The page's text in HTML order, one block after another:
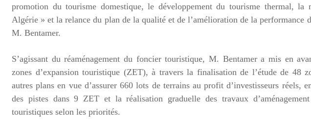
promotion du tourisme domestique, le développement du tourisme thermal,
Algérie » et la relance du plan de la qualité et de l’amélioration de la
M. Bentamer.
S’agissant du réaménagement du foncier touristique, M. Bentamer a mis en
zones d’expansion touristique (ZET), à travers la finalisation de l’étude de 48
autres plans en vue d’assurer 660 lots de terrains au profit d’investisseurs réels,
des pistes dans 9 ZET et la réalisation graduelle des travaux
touristiques selon les priorités.